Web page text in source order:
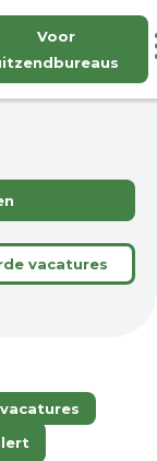
Voor
vacatures